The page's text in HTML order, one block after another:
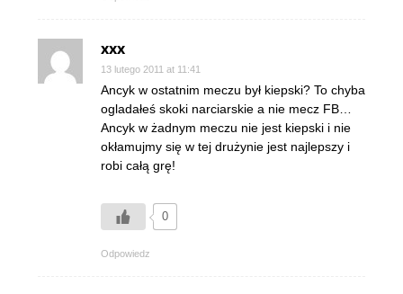
xxx
13 lutego 2011 at 11:41
Ancyk w ostatnim meczu był kiepski? To chyba
ogladałeś skoki narciarskie a nie mecz FB…
Ancyk w żadnym meczu nie jest kiepski i nie
okłamujmy się w tej drużynie jest najlepszy i
robi całą grę!
0
Odpowiedz